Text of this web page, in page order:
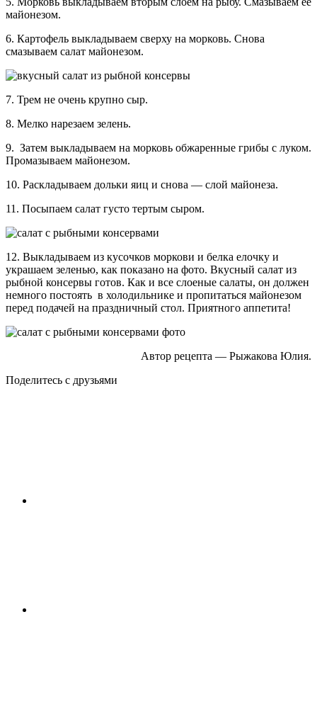
майонезом.
6. Картофель выкладываем сверху на морковь. Снова
смазываем салат майонезом.
7. Трем не очень крупно сыр.
8. Мелко нарезаем зелень.
9. Затем выкладываем на морковь обжаренные грибы с луком.
Промазываем майонезом.
10. Раскладываем дольки яиц и снова — слой майонеза.
11. Посыпаем салат густо тертым сыром.
12. Выкладываем из кусочков моркови и белка елочку и
украшаем зеленью, как показано на фото. Вкусный салат из
рыбной консервы готов. Как и все слоеные салаты, он должен
немного постоять в холодильнике и пропитаться майонезом
перед подачей на праздничный стол. Приятного аппетита!
Автор рецепта — Рыжакова Юлия.
Поделитесь с друзьями